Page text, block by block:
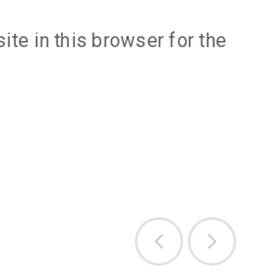
in this browser for the